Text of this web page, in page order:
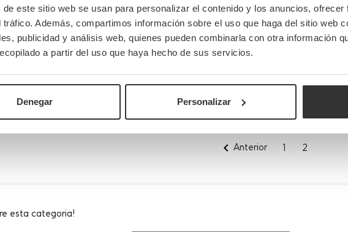
de este sitio web se usan para personalizar el contenido y los anuncios,
tráfico. Además, compartimos información sobre el uso que haga del sitio web
publicidad y análisis web, quienes pueden combinarla con otra información
a partir del uso que haya hecho de sus servicios.
Denegar Personalizar
A35X24/FE
35x24x2,6cm
Quantidade mín
100 UDS
54,77 € (Con IVA)
0,548 €
QUESO07
Habilidade
169,40 €
1,694 €
 Anterior 1 2
esta categoria!